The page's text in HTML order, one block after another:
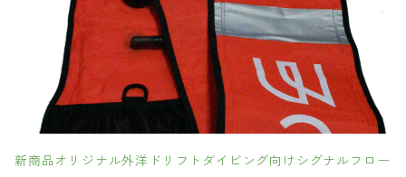
新商品オリジナル外洋ドリフトダイビング向けシグナルフロー